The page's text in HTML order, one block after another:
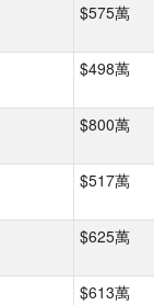
$575萬
$498萬
$800萬
$517萬
$625萬
$613萬